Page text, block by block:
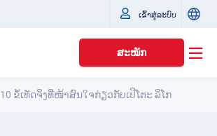
ເຂົ້າສູ່ລະບົບ
ສະໝັກ
10 ຂໍ້ເທັດຈິງທີ່ໜ້າສົນໃຈກ່ຽວກັບເປີໂຕະ ລິໂກ